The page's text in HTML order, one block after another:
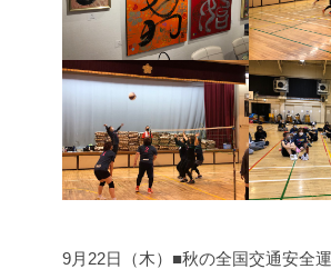
9月22日（木）■秋の全国交通安全